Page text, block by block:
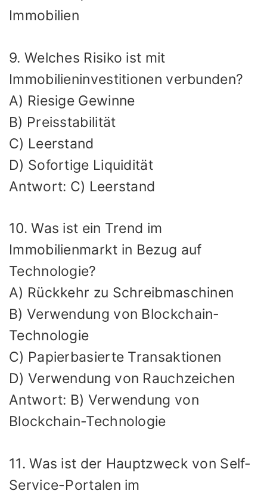
Immobilien
9. Welches Risiko ist mit
Immobilieninvestitionen verbunden?
A) Riesige Gewinne
B) Preisstabilität
C) Leerstand
D) Sofortige Liquidität
Antwort: C) Leerstand
10. Was ist ein Trend im
Immobilienmarkt in Bezug auf
Technologie?
A) Rückkehr zu Schreibmaschinen
B) Verwendung von Blockchain-
Technologie
C) Papierbasierte Transaktionen
D) Verwendung von Rauchzeichen
Antwort: B) Verwendung von
Blockchain-Technologie
11. Was ist der Hauptzweck von Self-
Service-Portalen im